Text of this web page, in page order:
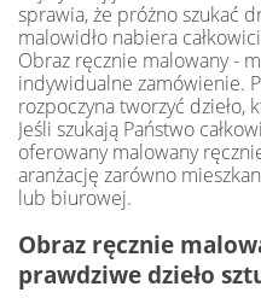
sprawia, że próżno szukać
malowidło nabiera
Obraz ręcznie malowany -
indywidualne zamówienie.
rozpoczyna tworzyć dzieło,
Jeśli szukają Państwo
oferowany malowany
aranżację zarówno
lub biurowej.
Obraz ręcznie
prawdziwe dzieło